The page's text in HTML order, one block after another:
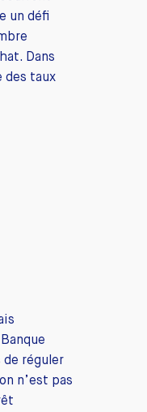
un défi
Dans
des taux
de réguler
n’est pas